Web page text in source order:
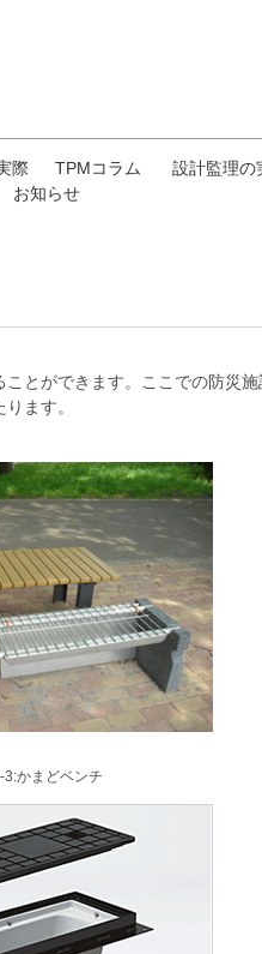
際 TPMコラム 設計監理の
お知らせ
とができます。ここでの防災
ます。
3:かまどベンチ